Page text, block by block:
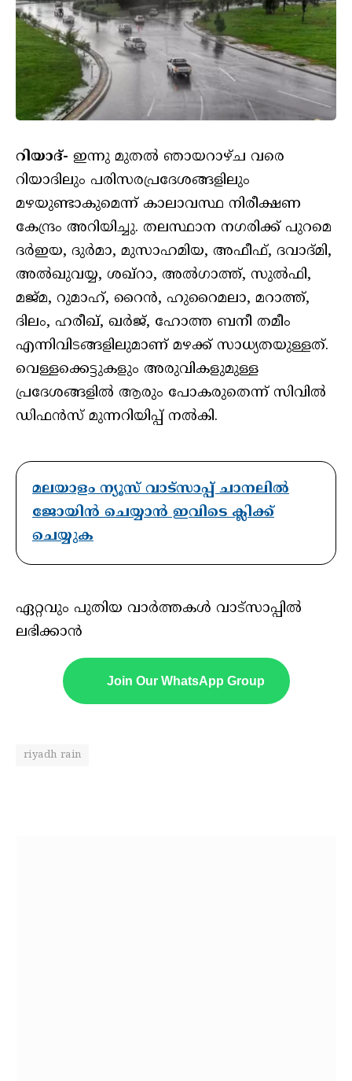
റിയാദ്- ഇന്നു മുതല്‍ ഞായറാഴ്ച വരെ
റിയാദിലും പരിസരപ്രദേശങ്ങളിലും
മഴയുണ്ടാകുമെന്ന് കാലാവസ്ഥ നിരീക്ഷണ
കേന്ദ്രം അറിയിച്ചു. തലസ്ഥാന നഗരിക്ക് പുറമെ
ദര്‍ഇയ, ദുര്‍മാ, മുസാഹമിയ, അഫീഫ്, ദവാദ്മി,
അല്‍ഖുവയ്യ, ശഖ്‌റാ, അല്‍ഗാത്ത്, സുല്‍ഫി,
മജ്മ, റുമാഹ്, റൈന്‍, ഹുറൈമലാ, മറാത്ത്,
ദിലം, ഹരീഖ്, ഖര്‍ജ്, ഹോത്ത ബനീ തമീം
എന്നിവിടങ്ങളിലുമാണ് മഴക്ക് സാധ്യതയുള്ളത്.
വെള്ളക്കെട്ടുകളും അരുവികളുമുള്ള
പ്രദേശങ്ങളില്‍ ആരും പോകരുതെന്ന് സിവില്‍
ഡിഫന്‍സ് മുന്നറിയിപ്പ് നല്‍കി.
മലയാളം ന്യൂസ് വാട്സാപ്പ് ചാനലിൽ
ജോയിൻ ചെയ്യാൻ ഇവിടെ ക്ലിക്ക്
ചെയ്യുക
ഏറ്റവും പുതിയ വാർത്തകൾ വാട്സാപ്പിൽ
ലഭിക്കാൻ
Join Our WhatsApp Group
riyadh rain